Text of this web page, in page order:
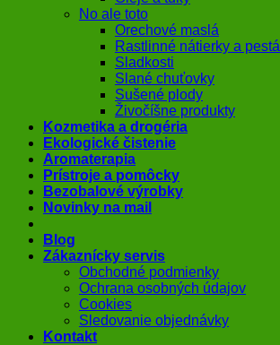
No ale toto
Orechové maslá
Rastlinné nátierky a pestá
Sladkosti
Slané chuťovky
Sušené plody
Živočíšne produkty
Kozmetika a drogéria
Ekologické čistenie
Aromaterapia
Prístroje a pomôcky
Bezobalové výrobky
Novinky na mail
Blog
Zákaznícky servis
Obchodné podmienky
Ochrana osobných údajov
Cookies
Sledovanie objednávky
Kontakt